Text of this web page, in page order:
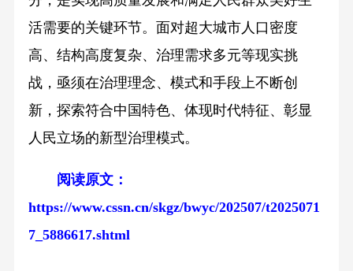
活需要的关键环节。面对超大城市人口密度
高、结构高度复杂、治理需求多元等现实挑
战，亟须在治理理念、模式和手段上不断创
新，探索符合中国特色、体现时代特征、彰显
人民立场的新型治理模式。
阅读原文：
https://www.cssn.cn/skgz/bwyc/202507/t2025071
7_5886617.shtml